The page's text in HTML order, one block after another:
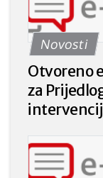
Novosti
Otvoreno
za
prilika ili